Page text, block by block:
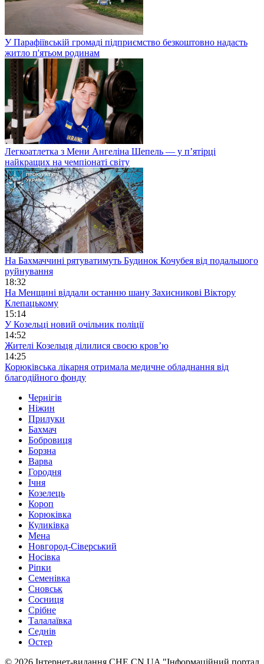
У Парафіївській громаді підприємство безкоштовно надасть
житло п'ятьом родинам
Легкоатлетка з Мени Ангеліна Шепель — у п’ятірці
найкращих на чемпіонаті світу
На Бахмаччині рятуватимуть Будинок Кочубея від подальшого
руйнування
18:32
На Менщині віддали останню шану Захисникові Віктору
Клепацькому
15:14
У Козельці новий очільник поліції
14:52
Жителі Козельця ділилися своєю кров’ю
14:25
Корюківська лікарня отримала медичне обладнання від
благодійного фонду
Чернігів
Ніжин
Прилуки
Бахмач
Бобровиця
Борзна
Варва
Городня
Ічня
Козелець
Короп
Корюківка
Куликівка
Мена
Новгород-Сіверський
Носівка
Ріпки
Семенівка
Сновськ
Сосниця
Срібне
Талалаївка
Седнів
Остер
© 2026 Інтернет-видання CHE.CN.UA "Інформаційний портал